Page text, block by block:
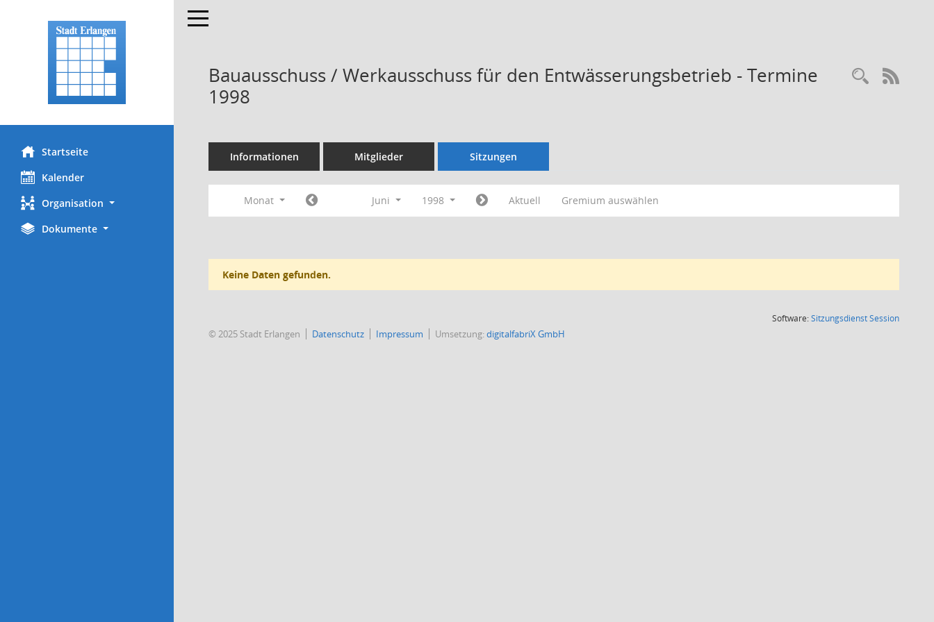
Startseite
Kalender
Organisation
Dokumente
Toggle navigation
Bauausschuss / Werkausschuss für den Entwässerungsbetrieb - Termine
1998
Informationen Mitglieder Sitzungen
Monat Juni 1998 Aktuell Gremium auswählen
Keine Daten gefunden.
Software:SitzungsdienstSession(Wird in
© 2025 Stadt Erlangen Datenschutz Impressum Umsetzung:digitalfabriX GmbH